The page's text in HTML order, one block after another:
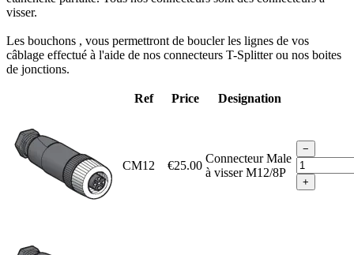
visser.
Les bouchons , vous permettront de boucler les lignes de vos
câblage effectué à l'aide de nos connecteurs T-Splitter ou nos boites
de jonctions.
Ref Price Designation
CM12 €25.00
Connecteur Male
à visser M12/8P
−
+